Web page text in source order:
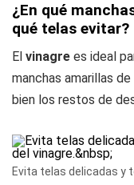
¿En qué
qué telas evitar?
El vinagre es ideal
manchas amarillas
bien los restos de
Evita telas delicadas y